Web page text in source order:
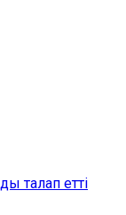
талап етті